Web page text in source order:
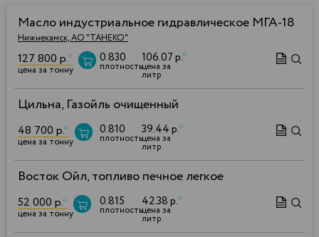
Масло индустриальное гидравлическое МГА-18
Нижнекамск, АО "ТАНЕКО"
127 800 р.*
цена за тонну
0.830
плотность
106.07 р.*
цена за
литр
Цильна, Газойль очищенный
48 700 р.*
цена за тонну
0.810
плотность
39.44 р.*
цена за
литр
Восток Ойл, топливо печное легкое
52 000 р.*
цена за тонну
0.815
плотность
42.38 р.*
цена за
литр